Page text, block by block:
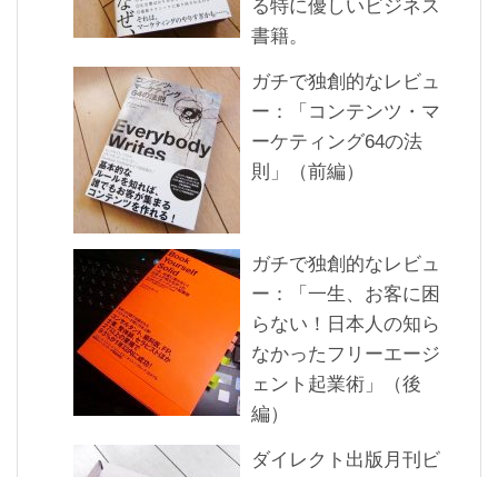
る特に優しいビジネス
書籍。
ガチで独創的なレビュ
ー：「コンテンツ・マ
ーケティング64の法
則」（前編）
ガチで独創的なレビュ
ー：「一生、お客に困
らない！日本人の知ら
なかったフリーエージ
ェント起業術」（後
編）
ダイレクト出版月刊ビ